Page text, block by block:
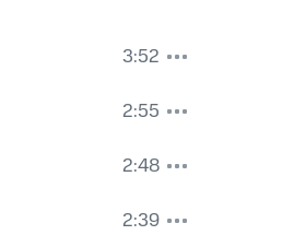
3:52
2:55
2:48
2:39